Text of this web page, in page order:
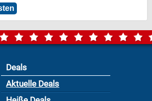
Deals
Aktuelle Deals